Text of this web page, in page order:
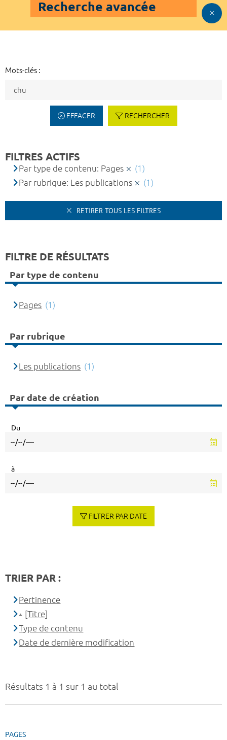
Recherche avancée
Mots-clés :
EFFACER RECHERCHER
Résultats 1 à 1 sur 1 au total
PAGES
FILTRES ACTIFS
Par type de contenu: Pages
(1)
Par rubrique: Les publications
(1)
RETIRER TOUS LES FILTRES
FILTRE DE RÉSULTATS
Par type de contenu
Pages (1)
Par rubrique
Les publications (1)
Par date de création
Du
à
FILTRER PAR DATE
TRIER PAR :
Pertinence
[Titre]
Type de contenu
Date de dernière modification